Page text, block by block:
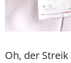
Oh, der